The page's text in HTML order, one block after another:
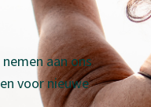
aan ons
voor nieuwe